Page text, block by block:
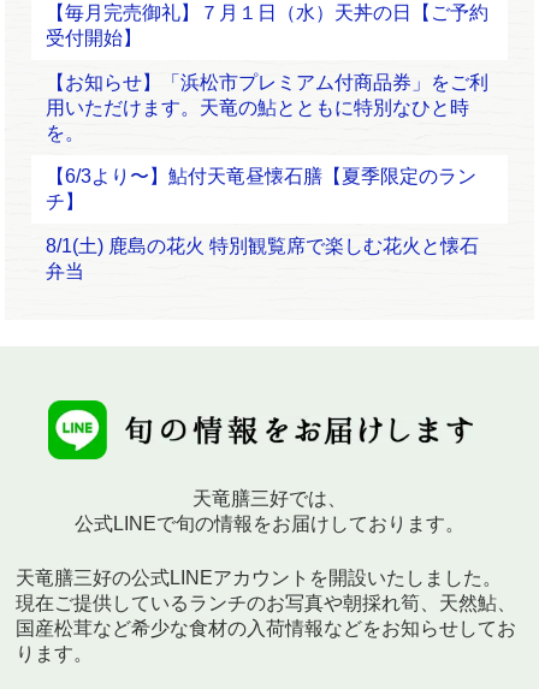
【毎月完売御礼】７月１日（水）天丼の日【ご予約
受付開始】
【お知らせ】「浜松市プレミアム付商品券」をご利
用いただけます。天竜の鮎とともに特別なひと時
を。
【6/3より〜】鮎付天竜昼懐石膳【夏季限定のラン
チ】
8/1(土) 鹿島の花火 特別観覧席で楽しむ花火と懐石
弁当
天竜膳三好では、
公式LINEで旬の情報をお届けしております。
天竜膳三好の公式LINEアカウントを開設いたしました。
現在ご提供しているランチのお写真や朝採れ筍、天然鮎、
国産松茸など希少な食材の入荷情報などをお知らせしてお
ります。